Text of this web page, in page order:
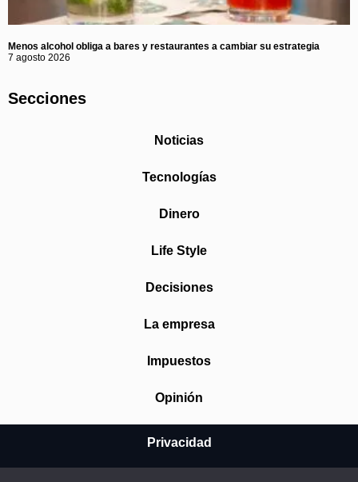
Menos alcohol obliga a bares y restaurantes a cambiar su estrategia
7 agosto 2026
Secciones
Noticias
Tecnologías
Dinero
Life Style
Decisiones
La empresa
Impuestos
Opinión
Privacidad